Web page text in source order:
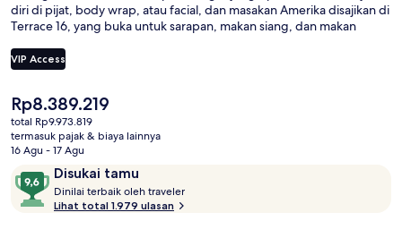
diri di pijat, body wrap, atau facial, dan masakan Amerika disajikan di
Terrace 16, yang buka untuk sarapan, makan siang, dan makan
kebugaran adalah keunggulan lain di hotel mewah ini. . Para traveler
terkesan dengan staf dan lokasi. Properti ini berada dekat dengan
Grand (Red Line) berjarak 6 menit.
VIP Access
Harga
saat
ini
Rp8.389.219
Rp8.389.219
total Rp9.973.819
termasuk pajak & biaya lainnya
16 Agu - 17 Agu
Ulasan Disukai tamu
9,6
dari
10,
Dinilai terbaik oleh traveler
Lihat total 1.979 ulasan